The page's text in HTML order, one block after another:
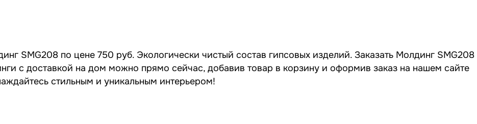
SMG208 по цене 750 руб. Экологически чистый состав гипсовых изделий. Заказать Молдинг SMG208
с доставкой на дом можно прямо сейчас, добавив товар в корзину и оформив заказ на нашем сайте
стильным и уникальным интерьером!